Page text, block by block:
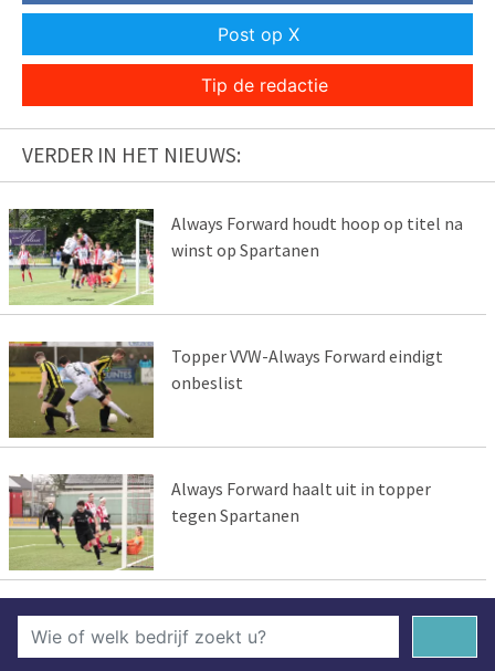
Post op X
Tip de redactie
VERDER IN HET NIEUWS:
Always Forward houdt hoop op titel na
winst op Spartanen
Topper VVW-Always Forward eindigt
onbeslist
Always Forward haalt uit in topper
tegen Spartanen